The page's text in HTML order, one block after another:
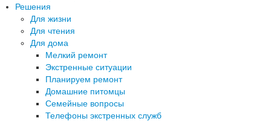
Решения
Для жизни
Для чтения
Для дома
Мелкий ремонт
Экстренные ситуации
Планируем ремонт
Домашние питомцы
Семейные вопросы
Телефоны экстренных служб